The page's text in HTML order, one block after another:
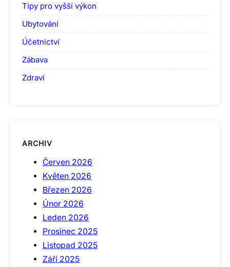
Tipy pro vyšší výkon
Ubytování
Účetnictví
Zábava
Zdraví
ARCHIV
Červen 2026
Květen 2026
Březen 2026
Únor 2026
Leden 2026
Prosinec 2025
Listopad 2025
Září 2025